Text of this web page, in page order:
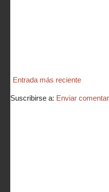
Entrada más reciente
Suscribirse a: Enviar